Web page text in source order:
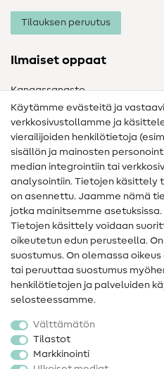
Tilauksen peruutus
Ilmaiset oppaat
Kangassanasto
Ompelusanasto
Ompeluohjeet
Apua ja yhteystiedot
Yhteystiedot
Tietoa omistajanvaihdoksesta
Peruutusoikeus
Suosittu
Kankaat
Ompelutarvikkeet
Käytämme evästeitä ja
verkkosivustollamme ja
vierailijoiden henkilötietoja
sisällön ja mainosten
median integrointiin tai
analysointiin. Tietojen käsittely
on asennettu. Jaamme nämä
jotka mainitsemme asetuksissa.
Tietojen käsittely voidaan
oikeutetun edun perusteella.
suostumus. On olemassa
tai peruuttaa suostumus
henkilötietojen ja palveluiden
selosteessamme.
Välttämätön
Tilastot
Markkinointi